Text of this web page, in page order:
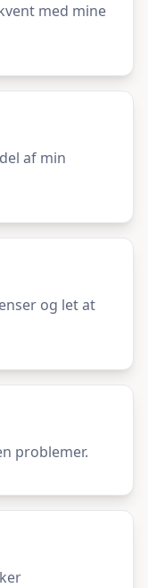
med mine
af min
og let at
problemer.